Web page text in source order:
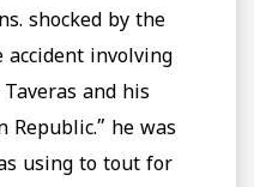
shocked by the
involving
and his
he was
using to tout for